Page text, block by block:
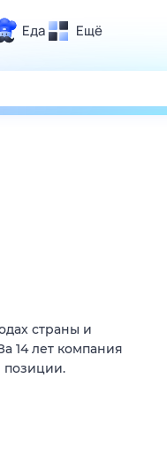
Еда Ещё
и отдых
страны и
14 лет компания